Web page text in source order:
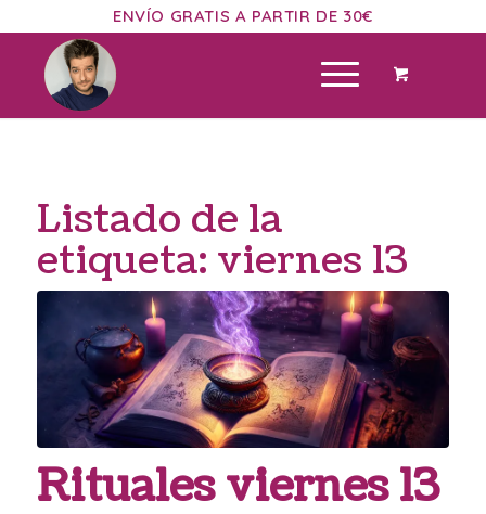
ENVÍO GRATIS A PARTIR DE 30€
Listado de la
etiqueta: viernes 13
Rituales viernes 13